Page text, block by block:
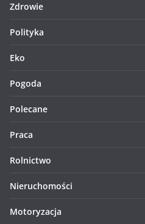
Zdrowie
Polityka
Eko
Pogoda
Polecane
Praca
Rolnictwo
Nieruchomości
Motoryzacja